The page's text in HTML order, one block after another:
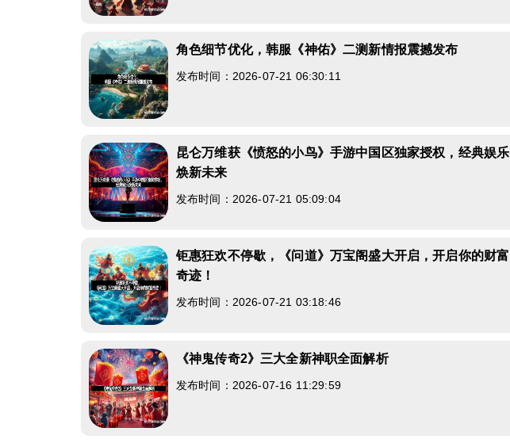
角色细节优化，韩服《神佑》二测新情报震撼发布
发布时间：2026-07-21 06:30:11
昆仑万维获《愤怒的小鸟》手游中国区独家授权，经典娱乐
焕新未来
发布时间：2026-07-21 05:09:04
钜惠狂欢不停歇，《问道》万宝阁盛大开启，开启你的财富
奇迹！
发布时间：2026-07-21 03:18:46
《神鬼传奇2》三大全新神职全面解析
发布时间：2026-07-16 11:29:59